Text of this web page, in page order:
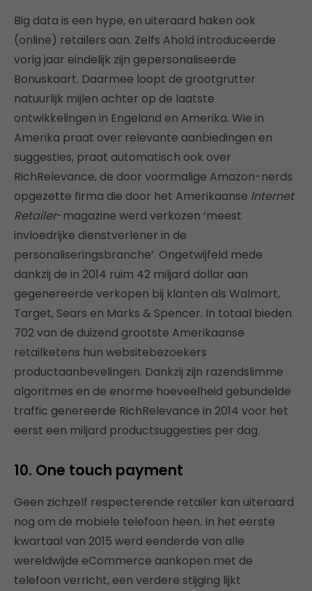
Big data is een hype, en uiteraard haken ook
(online) retailers aan. Zelfs Ahold introduceerde
vorig jaar eindelijk zijn gepersonaliseerde
Bonuskaart. Daarmee loopt de grootgrutter
natuurlijk mijlen achter op de laatste
ontwikkelingen in Engeland en Amerika. Wie in
Amerika praat over relevante aanbiedingen en
suggesties, praat automatisch ook over
RichRelevance, de door voormalige Amazon-nerds
opgezette firma die door het Amerikaanse Internet
Retailer-magazine werd verkozen ‘meest
invloedrijke dienstverlener in de
personaliseringsbranche’. Ongetwijfeld mede
dankzij de in 2014 ruim 42 miljard dollar aan
gegenereerde verkopen bij klanten als Walmart,
Target, Sears en Marks & Spencer. In totaal bieden
702 van de duizend grootste Amerikaanse
retailketens hun websitebezoekers
productaanbevelingen. Dankzij zijn razendslimme
algoritmes en de enorme hoeveelheid gebundelde
traffic genereerde RichRelevance in 2014 voor het
eerst een miljard productsuggesties per dag.
10. One touch payment
Geen zichzelf respecterende retailer kan uiteraard
nog om de mobiele telefoon heen. In het eerste
kwartaal van 2015 werd eenderde van alle
wereldwijde eCommerce aankopen met de
telefoon verricht, een verdere stijging lijkt